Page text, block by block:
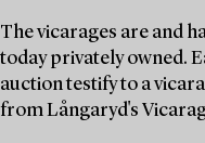
The vicarages are and
today privately owned.
auction testify to a
from Långaryd's